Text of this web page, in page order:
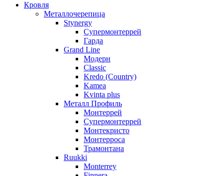
Кровля
Металлочерепица
Stynergy
Супермонтеррей
Гарда
Grand Line
Модерн
Classic
Kredo (Country)
Kamea
Kvinta plus
Металл Профиль
Монтеррей
Супермонтеррей
Монтекристо
Монтерроса
Трамонтана
Ruukki
Monterrey